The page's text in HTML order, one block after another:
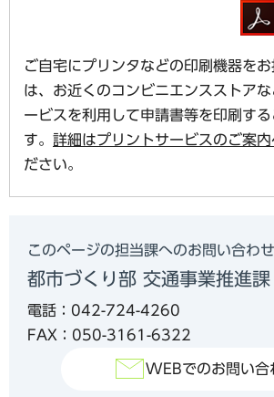
ご自宅にプリンタなどの印刷機器を
は、お近くのコンビニエンスストア
ービスを利用して申請書等を印刷す
す。 詳細はプリントサービスのご案
ださい。
このページの担当課へのお問い合わせ
都市づくり部 交通事業推進課
電話：042-724-4260
FAX：050-3161-6322
WEBでのお問い合